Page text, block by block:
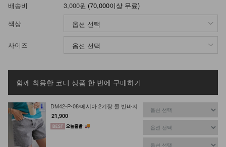
배송비 3,000원 (70,000이상 무료)
색상
사이즈
함께 착용한 코디 상품 한 번에 구매하기
DM42-P-08/메시아 2기장 쿨 반바지
21,900